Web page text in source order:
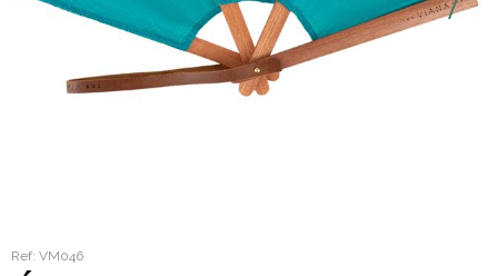
Ref: VM046